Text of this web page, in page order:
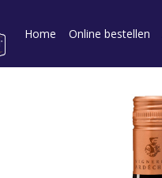
Home Online bestellen